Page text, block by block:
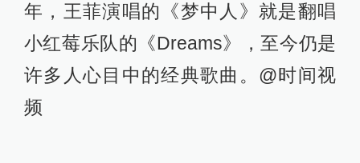
年，王菲演唱的《梦中人》就是翻唱
小红莓乐队的《Dreams》，至今仍是
许多人心目中的经典歌曲。@时间视
频